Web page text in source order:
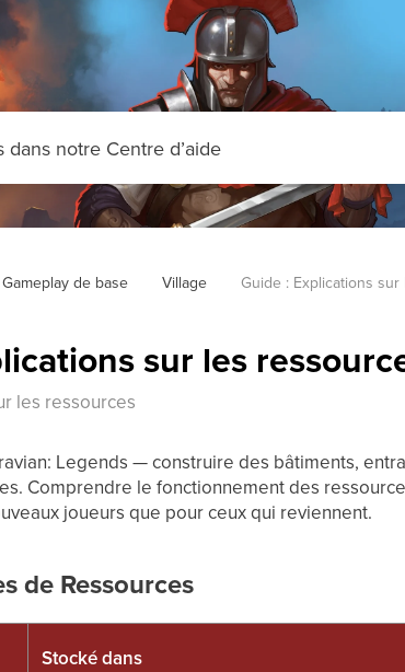
Gameplay de base Village Guide : Explications
sur les
les ressources
Legends — construire des bâtiments,
Comprendre le fonctionnement des
joueurs que pour ceux qui reviennent.
de Ressources
Stocké dans